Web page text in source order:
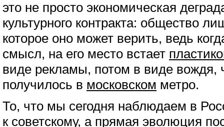
это не просто экономическая
культурного контракта: общество
которое оно может верить, ведь
смысл, на его место встает
виде рекламы, потом в виде вождя,
получилось в московском метро.
То, что мы сегодня наблюдаем в
к советскому, а прямая эволюция